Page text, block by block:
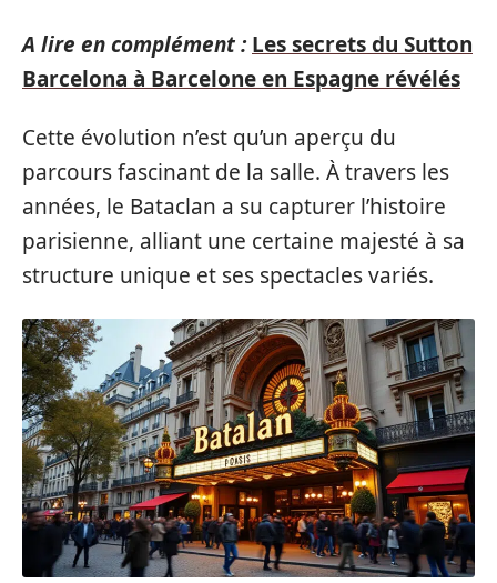
A lire en complément : Les secrets du Sutton
Barcelona à Barcelone en Espagne révélés
Cette évolution n’est qu’un aperçu du
parcours fascinant de la salle. À travers les
années, le Bataclan a su capturer l’histoire
parisienne, alliant une certaine majesté à sa
structure unique et ses spectacles variés.